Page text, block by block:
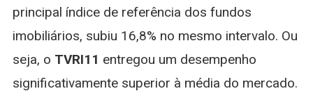
principal índice de referência dos fundos
imobiliários, subiu 16,8% no mesmo intervalo. Ou
seja, o TVRI11 entregou um desempenho
significativamente superior à média do mercado.